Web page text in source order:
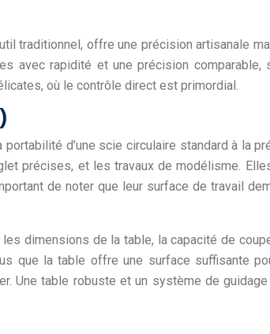
traditionnel, offre une précision artisanale
rapidité et une précision comparable,
où le contrôle direct est primordial.
d’une scie circulaire standard à la
précises, et les travaux de modélisme.
de noter que leur surface de travail
dimensions de la table, la capacité de
que la table offre une surface suffisante
Une table robuste et un système de